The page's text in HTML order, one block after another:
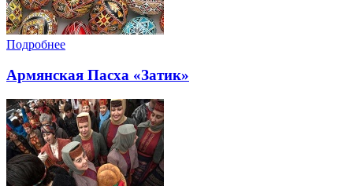
Подробнее
Армянская Пасха «Затик»